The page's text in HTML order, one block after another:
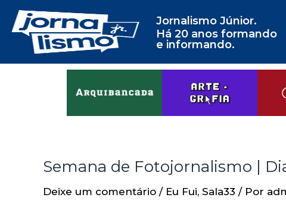
Jornalismo Júnior.
Há 20 anos formando
e informando.
Semana de Fotojornalismo |
Deixe um comentário / Eu Fui, Sala33 / Por